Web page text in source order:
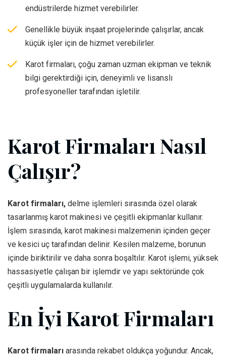
endüstrilerde hizmet verebilirler.
Genellikle büyük inşaat projelerinde çalışırlar, ancak
küçük işler için de hizmet verebilirler.
Karot firmaları, çoğu zaman uzman ekipman ve teknik
bilgi gerektirdiği için, deneyimli ve lisanslı
profesyoneller tarafından işletilir.
Karot Firmaları Nasıl
Çalışır?
Karot firmaları, delme işlemleri sırasında özel olarak
tasarlanmış karot makinesi ve çeşitli ekipmanlar kullanır.
İşlem sırasında, karot makinesi malzemenin içinden geçer
ve kesici uç tarafından delinir. Kesilen malzeme, borunun
içinde biriktirilir ve daha sonra boşaltılır. Karot işlemi, yüksek
hassasiyetle çalışan bir işlemdir ve yapı sektöründe çok
çeşitli uygulamalarda kullanılır.
En İyi Karot Firmaları
Karot firmaları arasında rekabet oldukça yoğundur. Ancak,